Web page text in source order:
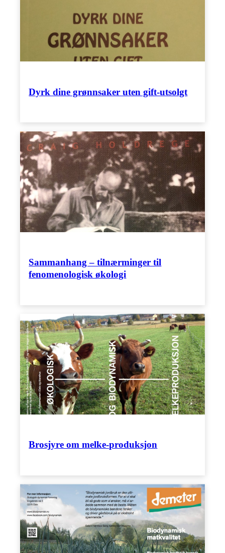
Dyrk dine grønnsaker uten gift-utsolgt
Sammanhang – tilnærminger til
fenomenologisk økologi
Brosjyre om melke-produksjon